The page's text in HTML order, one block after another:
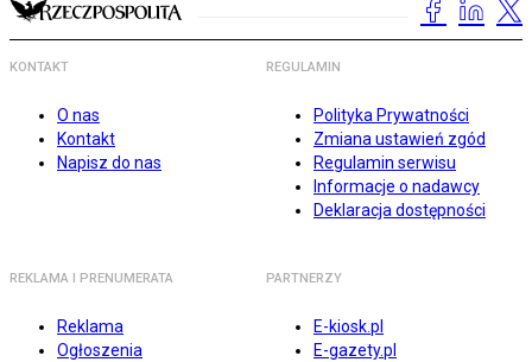
KONTAKT
O nas
Kontakt
Napisz do nas
REGULAMIN
Polityka Prywatności
Zmiana ustawień zgód
Regulamin serwisu
Informacje o nadawcy
Deklaracja dostępności
REKLAMA I PRENUMERATA
Reklama
Ogłoszenia
PARTNERZY
E-kiosk.pl
E-gazety.pl